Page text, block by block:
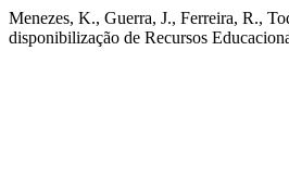
Menezes, K., Guerra, J., Ferreira, R.,
disponibilização de Recursos